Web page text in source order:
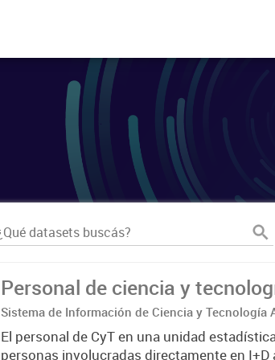
Personal de ciencia y
Sistema de Información de Ciencia y Tecnología
El personal de CyT en una unidad
personas involucradas directamente en I+D